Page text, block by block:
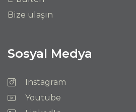
Bize ulaşın
Sosyal Medya
Instagram
Youtube